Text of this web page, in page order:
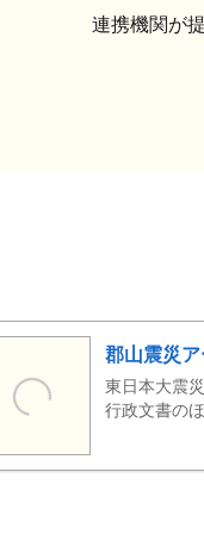
連携機関が
郡山震災
東日本大震
行政文書の